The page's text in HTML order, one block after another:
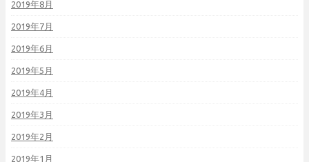
2019年8月
2019年7月
2019年6月
2019年5月
2019年4月
2019年3月
2019年2月
2019年1月